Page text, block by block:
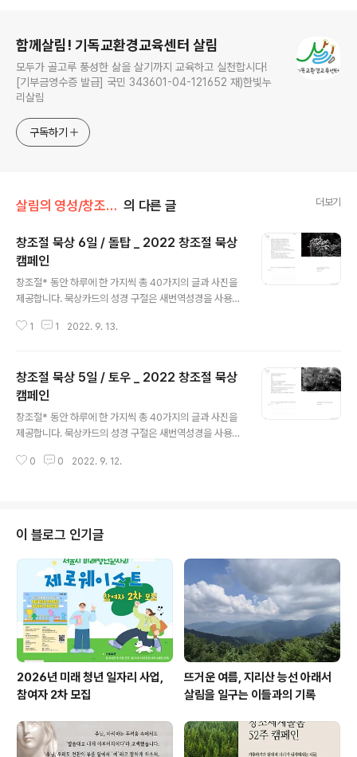
함께살림! 기독교환경교육센터 살림
모두가 골고루 풍성한 삶을 살기까지 교육하고 실천합시다!
[기부금영수증 발급] 국민 343601-04-121652 재)한빛누
리살림
구독하기
살림의 영성/창조절 묵상 의 다른 글 더보기
창조절 묵상 6일 / 돌탑 _ 2022 창조절 묵상
캠페인
창조절* 동안 하루에 한 가지씩 총 40가지의 글과 사진을
제공합니다. 묵상카드의 성경 구절은 새번역성경을 사용했
사용했습니다. 묵상글과 사진은 매일매일 회원과 신청자에
소량의 묵상집을 제작하였습니다. 낱장나눔은 희망자에게
추후 나눕니다. 40일 간 매일 일상적인 물건 하나 하나를
깊이 바라보고 머무르는 시간을 통해, 온 세계를 창조하신
하나님의 살아계심을 기억하며 모든 피조물이 연결 되어
서로를 돌보고 있음을 느끼는 시간이 될 것이라 기대합니
다. 창조절묵상 중 피조물 보호를 위한 기도주일을 정하여
1 1 2022. 9. 13.
창조절 묵상 5일 / 토우 _ 2022 창조절 묵상
캠페인
창조절* 동안 하루에 한 가지씩 총 40가지의 글과 사진을
제공합니다. 묵상카드의 성경 구절은 새번역성경을 사용했
사용했습니다. 묵상글과 사진은 매일매일 회원과 신청자에
추후 나눕니다. 40일 간 매일 일상적인 물건 하나 하나를
깊이 바라보고 머무르는 시간을 통해, 온 세계를 창조하신
하나님의 살아계심을 기억하며 모든 피조물이 연결 되어
서로를 돌보고 있음을 느끼는 시간이 될 것이라 기대합니
다. 창조절묵상 중 피조물 보호를 위한 기도주일을 정하여
지켜봅시다!!! 일상..
0 0 2022. 9. 12.
이 블로그 인기글
2026년 미래 청년 일자리 사업,
참여자 2차 모집
뜨거운 여름, 지리산 능선 아래서
살림을 일구는 이들과의 기록